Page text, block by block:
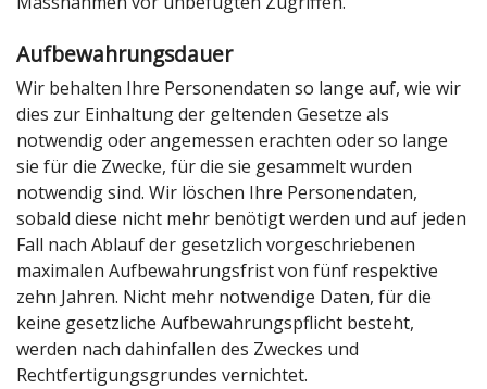
Aufbewahrungsdauer
Wir behalten Ihre Personendaten so lange auf, wie wir
dies zur Einhaltung der geltenden Gesetze als
notwendig oder angemessen erachten oder so lange
sie für die Zwecke, für die sie gesammelt wurden
notwendig sind. Wir löschen Ihre Personendaten,
sobald diese nicht mehr benötigt werden und auf jeden
Fall nach Ablauf der gesetzlich vorgeschriebenen
maximalen Aufbewahrungsfrist von fünf respektive
zehn Jahren. Nicht mehr notwendige Daten, für die
keine gesetzliche Aufbewahrungspflicht besteht,
werden nach dahinfallen des Zweckes und
Rechtfertigungsgrundes vernichtet.